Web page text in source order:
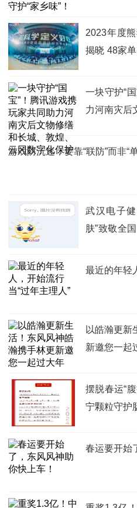
2023年度
揭晓 48家
一块守护“
力河南灾后
游戏防沉迷，要靠“联防”而非“
武汉电子
肤”致敬全
最近的年轻
以皓瀚更新
新邀您一起
摆脱春运“
宁颗粒守护
春运要开始